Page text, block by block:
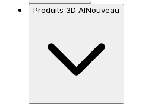
Produits 3D AINouveau